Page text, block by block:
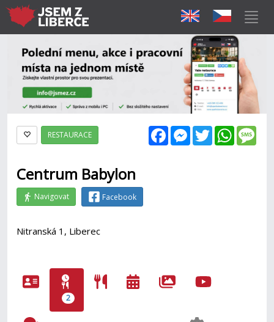
FacebookMessenger
Twitter
RESTAURACE
Centrum Babylon
Navigovat Facebook
Nitranská 1, Liberec
2